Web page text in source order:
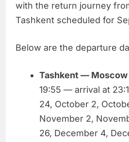
with the return journey
Tashkent scheduled for
Below are the departure
Tashkent — Moscow
19:55 — arrival at
24, October 2,
November 2,
26, December 4,